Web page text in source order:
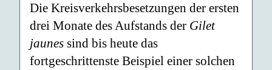
Die Kreisverkehrsbesetzungen der ersten
drei Monate des Aufstands der Gilet
jaunes sind bis heute das
fortgeschrittenste Beispiel einer solchen